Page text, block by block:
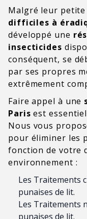
Malgré leur
difficiles à
développé une
insecticides
conséquent, se
par ses propres
extrêmement
Faire appel à une
Paris est
Nous vous
pour éliminer les
fonction de votre
environnement :
Les Traitements
punaises de lit.
Les Traitements
punaises de lit.